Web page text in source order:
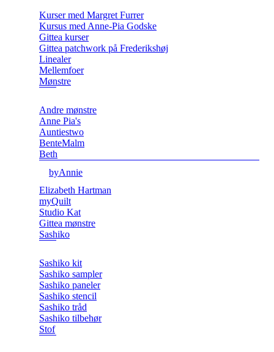
Kurser med Margret Furrer
Kursus med Anne-Pia Godske
Gittea kurser
Gittea patchwork på Frederikshøj
Linealer
Mellemfoer
Mønstre
Andre mønstre
Anne Pia's
Auntiestwo
BenteMalm
Beth
byAnnie
Elizabeth Hartman
myQuilt
Studio Kat
Gittea mønstre
Sashiko
Sashiko kit
Sashiko sampler
Sashiko paneler
Sashiko stencil
Sashiko tråd
Sashiko tilbehør
Stof